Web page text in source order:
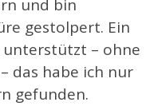
und bin
gestolpert. Ein
unterstützt – ohne
das habe ich nur
gefunden.